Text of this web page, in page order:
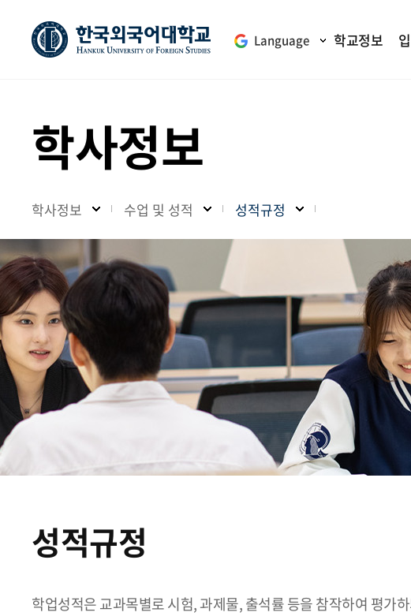
Language 학교정보
학사정보
학사정보 수업 및 성적 성적규정
성적규정
학업성적은 교과목별로 시험, 과제물, 출석률 등을 참작하여 평가